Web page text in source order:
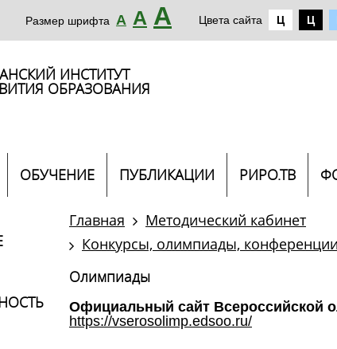
Размер шрифта А А А Цвета сайта Ц Ц
ИНСТИТУТ
ОБРАЗОВАНИЯ
ОБУЧЕНИЕ ПУБЛИКАЦИИ РИРО.ТВ
Главная
Методический кабинет
Конкурсы, олимпиады, конференции
Олимпиады
Официальный сайт Всероссийской
https://vserosolimp.edsoo.ru/